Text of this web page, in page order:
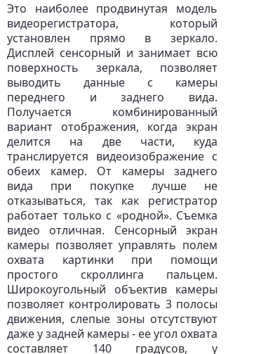
Это наиболее продвинутая модель
видеорегистратора, который
установлен прямо в зеркало.
Дисплей сенсорный и занимает всю
поверхность зеркала, позволяет
выводить данные с камеры
переднего и заднего вида.
Получается комбинированный
вариант отображения, когда экран
делится на две части, куда
транслируется видеоизображение с
обеих камер. От камеры заднего
вида при покупке лучше не
отказываться, так как регистратор
работает только с «родной». Съемка
видео отличная. Сенсорный экран
камеры позволяет управлять полем
охвата картинки при помощи
простого скроллинга пальцем.
Широкоугольный объектив камеры
позволяет контролировать 3 полосы
движения, слепые зоны отсутствуют
даже у задней камеры - ее угол охвата
составляет 140 градусов, у